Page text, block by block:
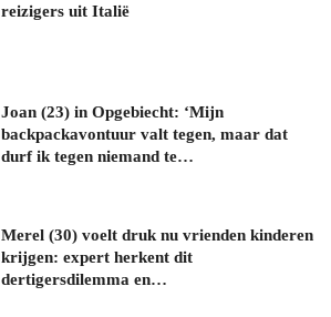
reizigers uit Italië
Joan (23) in Opgebiecht: ‘Mijn
backpackavontuur valt tegen, maar dat
durf ik tegen niemand te…
Merel (30) voelt druk nu vrienden kinderen
krijgen: expert herkent dit
dertigersdilemma en…